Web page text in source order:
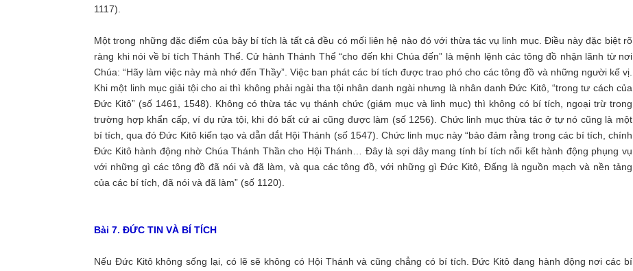
1117).
Một trong những đặc điểm của bảy bí tích là tất cả đều có mối liên hệ nào đó với thừa tác vụ linh mục. Điều này đặc biệt rõ
ràng khi nói về bí tích Thánh Thể. Cử hành Thánh Thể “cho đến khi Chúa đến” là mệnh lệnh các tông đồ nhận lãnh từ nơi
Chúa: “Hãy làm việc này mà nhớ đến Thầy”. Việc ban phát các bí tích được trao phó cho các tông đồ và những người kế vị.
Khi một linh mục giải tội cho ai thì không phải ngài tha tội nhân danh ngài nhưng là nhân danh Đức Kitô, “trong tư cách của
Đức Kitô” (số 1461, 1548). Không có thừa tác vụ thánh chức (giám mục và linh mục) thì không có bí tích, ngoại trừ trong
trường hợp khẩn cấp, ví dụ rửa tội, khi đó bất cứ ai cũng được làm (số 1256). Chức linh mục thừa tác ở tự nó cũng là một
bí tích, qua đó Đức Kitô kiến tạo và dẫn dắt Hội Thánh (số 1547). Chức linh mục này “bảo đảm rằng trong các bí tích, chính
Đức Kitô hành động nhờ Chúa Thánh Thần cho Hội Thánh… Đây là sợi dây mang tính bí tích nối kết hành động phụng vụ
với những gì các tông đồ đã nói và đã làm, và qua các tông đồ, với những gì Đức Kitô, Đấng là nguồn mạch và nền tảng
của các bí tích, đã nói và đã làm” (số 1120).
Bài 7. ĐỨC TIN VÀ BÍ TÍCH
Nếu Đức Kitô không sống lại, có lẽ sẽ không có Hội Thánh và cũng chẳng có bí tích. Đức Kitô đang hành động nơi các bí